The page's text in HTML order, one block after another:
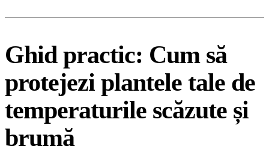
Ghid practic: Cum să
protejezi plantele tale de
temperaturile scăzute și
brumă